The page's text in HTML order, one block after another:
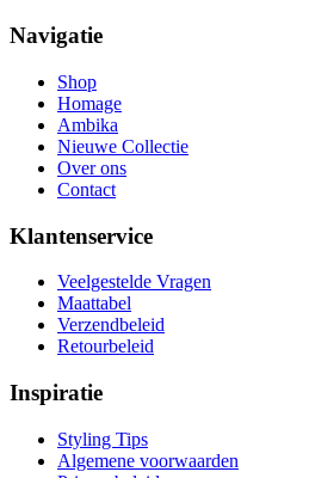
Navigatie
Shop
Homage
Ambika
Nieuwe Collectie
Over ons
Contact
Klantenservice
Veelgestelde Vragen
Maattabel
Verzendbeleid
Retourbeleid
Inspiratie
Styling Tips
Algemene voorwaarden